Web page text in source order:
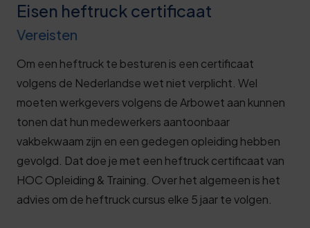
Eisen heftruck certificaat
Vereisten
Om een heftruck te besturen is een certificaat
volgens de Nederlandse wet niet verplicht. Wel
moeten werkgevers volgens de Arbowet aan kunnen
tonen dat hun medewerkers aantoonbaar
vakbekwaam zijn en een gedegen opleiding hebben
gevolgd. Dat doe je met een heftruck certificaat van
HOC Opleiding & Training. Over het algemeen is het
advies om de heftruck cursus elke 5 jaar te volgen.